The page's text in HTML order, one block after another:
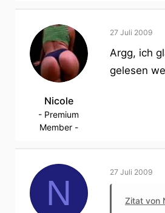
Nicole
- Premium
Member -
27 Juli 2009
Argg, ich
gelesen
N
27 Juli 2009
Zitat von